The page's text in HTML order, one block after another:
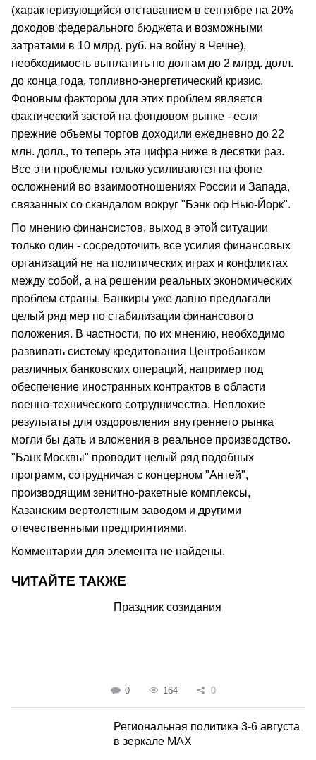
(характеризующийся отставанием в сентябре на 20%
доходов федерального бюджета и возможными
затратами в 10 млрд. руб. на войну в Чечне),
необходимость выплатить по долгам до 2 млрд. долл.
до конца года, топливно-энергетический кризис.
Фоновым фактором для этих проблем является
фактический застой на фондовом рынке - если
прежние объемы торгов доходили ежедневно до 22
млн. долл., то теперь эта цифра ниже в десятки раз.
Все эти проблемы только усиливаются на фоне
осложнений во взаимоотношениях России и Запада,
связанных со скандалом вокруг "Бэнк оф Нью-Йорк".
По мнению финансистов, выход в этой ситуации
только один - сосредоточить все усилия финансовых
организаций не на политических играх и конфликтах
между собой, а на решении реальных экономических
проблем страны. Банкиры уже давно предлагали
целый ряд мер по стабилизации финансового
положения. В частности, по их мнению, необходимо
развивать систему кредитования Центробанком
различных банковских операций, например под
обеспечение иностранных контрактов в области
военно-технического сотрудничества. Неплохие
результаты для оздоровления внутреннего рынка
могли бы дать и вложения в реальное производство.
"Банк Москвы" проводит целый ряд подобных
программ, сотрудничая с концерном "Антей",
производящим зенитно-ракетные комплексы,
Казанским вертолетным заводом и другими
отечественными предприятиями.
Комментарии для элемента не найдены.
ЧИТАЙТЕ ТАКЖЕ
Праздник созидания
0 164 0
Региональная политика 3-6 августа
в зеркале MAX